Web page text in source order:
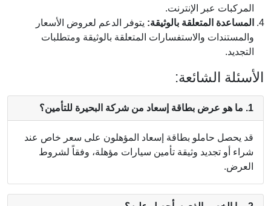
المركبات عبر الإنترنت.
المساعدة المتعلقة بالوثيقة: يتوفر الدعم لعروض الأسعار
والمستندات والاستفسارات المتعلقة بالوثيقة ومتطلبات
التجديد.
الأسئلة الشائعة:
1. ما هو عرض بطاقة إسعاد من شركة البحيرة للتأمين؟
قد يحصل حاملو بطاقة إسعاد المؤهلون على سعر خاص عند
شراء أو تجديد وثيقة تأمين سيارات مؤهلة، وفقاً لشروط
العرض.